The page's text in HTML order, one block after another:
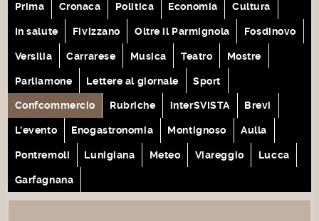
Prima Cronaca Politica Economia Cultura
In salute Fivizzano Oltre il Parmignola Fosdinovo
Versilia Carrarese Musica Teatro Mostre
Parliamone Lettere al giornale Sport
Confcommercio Rubriche interSVISTA Brevi
L'evento Enogastronomia Montignoso Aulla
Pontremoli Lunigiana Meteo Viareggio Lucca
Garfagnana